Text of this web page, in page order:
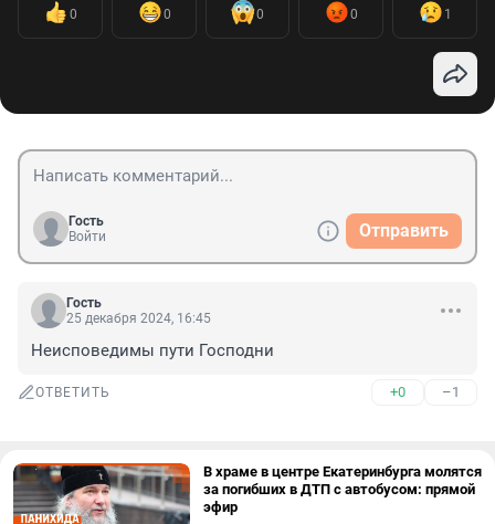
0 0 0 0 1
Гость
Войти
Отправить
Гость
25 декабря 2024, 16:45
Неисповедимы пути Господни
ОТВЕТИТЬ +0 –1
В храме в центре Екатеринбурга молятся
за погибших в ДТП с автобусом: прямой
эфир